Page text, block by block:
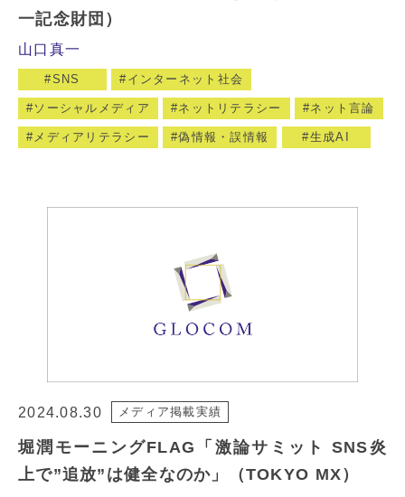
一記念財団）
山口真一
SNS インターネット社会
ソーシャルメディア ネットリテラシー ネット言論
メディアリテラシー 偽情報・誤情報 生成AI
2024.08.30 メディア掲載実績
堀潤モーニングFLAG「激論サミット SNS炎
上で”追放”は健全なのか」（TOKYO MX）